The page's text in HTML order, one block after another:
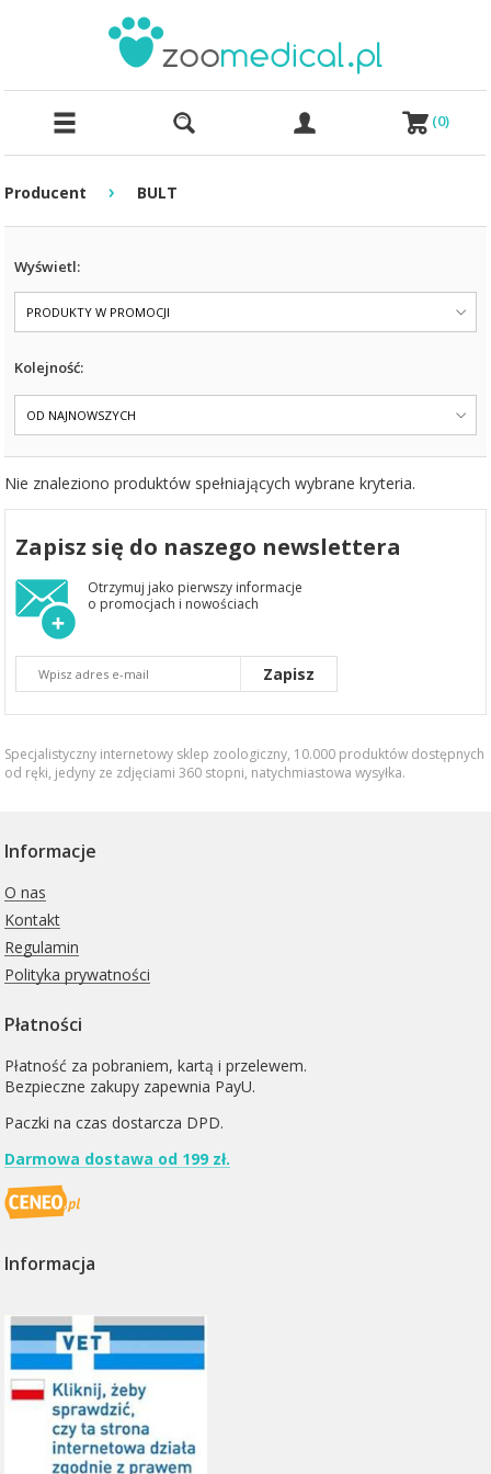
(0)
Producent › BULT
Wyświetl:
PRODUKTY W PROMOCJI
Kolejność:
OD NAJNOWSZYCH
Nie znaleziono produktów spełniających wybrane kryteria.
Zapisz się do naszego newslettera
Otrzymuj jako pierwszy informacje
o promocjach i nowościach
Zapisz
Specjalistyczny internetowy sklep zoologiczny, 10.000 produktów dostępnych
od ręki, jedyny ze zdjęciami 360 stopni, natychmiastowa wysyłka.
Informacje
O nas
Kontakt
Regulamin
Polityka prywatności
Płatności
Płatność za pobraniem, kartą i przelewem.
Bezpieczne zakupy zapewnia PayU.
Paczki na czas dostarcza DPD.
Darmowa dostawa od 199 zł.
Informacja